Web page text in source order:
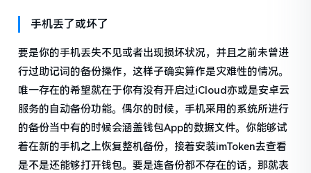
手机丢了或坏了
要是你的手机丢失不见或者出现损坏状况，并且之前未曾进
行过助记词的备份操作，这样子确实算作是灾难性的情况。
唯一存在的希望就在于你有没有开启过iCloud亦或是安卓云
服务的自动备份功能。偶尔的时候，手机采用的系统所进行
的备份当中有的时候会涵盖钱包App的数据文件。你能够试
着在新的手机之上恢复整机备份，接着安装imToken去查看
是不是还能够打开钱包。要是连备份都不存在的话，那就表